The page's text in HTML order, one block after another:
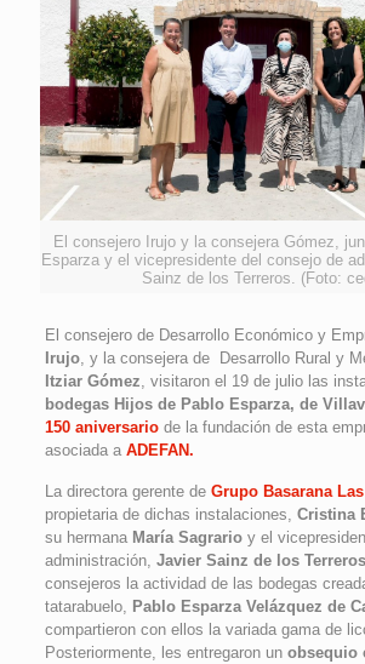
El consejero Irujo y la consejera Gómez,
Esparza y el vicepresidente del consejo de
Sainz de los Terreros. (Foto:
El consejero de Desarrollo Económico y
Irujo, y la consejera de Desarrollo Rural y
Itziar Gómez, visitaron el 19 de julio las
bodegas Hijos de Pablo Esparza, de
150 aniversariode la fundación de esta
asociada a ADEFAN.
La directora gerente de Grupo Basarana
propietaria de dichas instalaciones, Cristina
su hermana María Sagrarioy el
administración, Javier Sainz de los Terreros
consejeros la actividad de las bodegas
tatarabuelo, Pablo Esparza Velázquez de
compartieron con ellos la variada gama de
Posteriormente, les entregaron un obsequio